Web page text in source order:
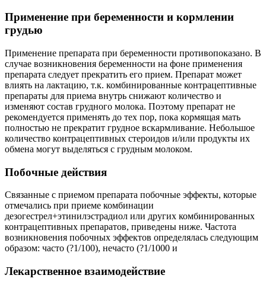
Применение при беременности и кормлении
грудью
Применение препарата при беременности противопоказано. В
случае возникновения беременности на фоне применения
препарата следует прекратить его прием. Препарат может
влиять на лактацию, т.к. комбинированные контрацептивные
препараты для приема внутрь снижают количество и
изменяют состав грудного молока. Поэтому препарат не
рекомендуется применять до тех пор, пока кормящая мать
полностью не прекратит грудное вскармливание. Небольшое
количество контрацептивных стероидов и/или продукты их
обмена могут выделяться с грудным молоком.
Побочные действия
Связанные с приемом препарата побочные эффекты, которые
отмечались при приеме комбинации
дезогестрел+этинилэстрадиол или других комбинированных
контрацептивных препаратов, приведены ниже. Частота
возникновения побочных эффектов определялась следующим
образом: часто (?1/100), нечасто (?1/1000 и
Лекарственное взаимодействие